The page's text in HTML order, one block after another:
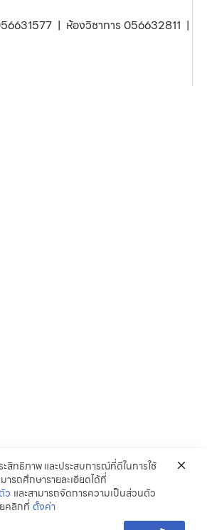
| ห้องวิชาการ 056632811 |
สิทธิภาพ และประสบการณ์ที่ดีในการใช้
รถศึกษารายละเอียดได้ที่
ว และสามารถจัดการความเป็นส่วนตัว
คลิกที่ ตั้งค่า